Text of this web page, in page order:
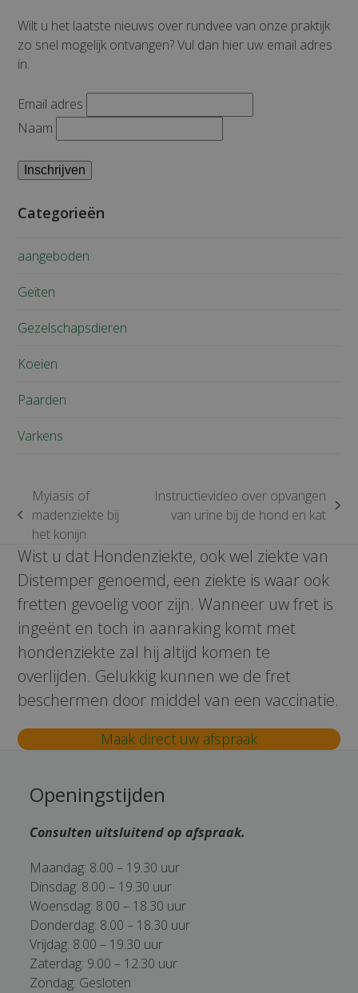
Wilt u het laatste nieuws over rundvee van onze praktijk
zo snel mogelijk ontvangen? Vul dan hier uw email adres
in.
Email adres
Naam
Categorieën
aangeboden
Geiten
Gezelschapsdieren
Koeien
Paarden
Varkens
previous
post:
Myiasis of
madenziekte bij
het konijn
next
Instructievideo over opvangen
van urine bij de hond en kat
Wist u dat Hondenziekte, ook wel ziekte van
Distemper genoemd, een ziekte is waar ook
fretten gevoelig voor zijn. Wanneer uw fret is
ingeënt en toch in aanraking komt met
hondenziekte zal hij altijd komen te
overlijden. Gelukkig kunnen we de fret
beschermen door middel van een vaccinatie.
Maak direct uw afspraak
Openingstijden
Consulten uitsluitend op afspraak.
Maandag: 8.00 – 19.30 uur
Dinsdag: 8.00 – 19.30 uur
Woensdag: 8.00 – 18.30 uur
Donderdag: 8.00 – 18.30 uur
Vrijdag: 8.00 – 19.30 uur
Zaterdag: 9.00 – 12.30 uur
Zondag: Gesloten